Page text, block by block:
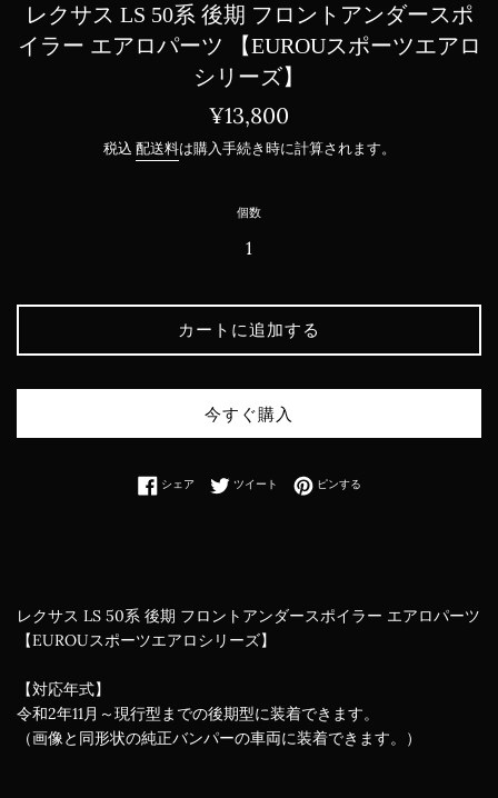
レクサス LS 50系 後期 フロントアンダースポ
イラー エアロパーツ 【EUROUスポーツエアロ
シリーズ】
通
価
¥13,800
税込 配送料は購入手続き時に計算されます。
個数
カートに追加する
今すぐ購入
シェアFacebookでシェアする
ツイート Twitterに投稿する
ピンするPinterestでピンする
レクサス LS 50系 後期 フロントアンダースポイラー エアロパーツ
【EUROUスポーツエアロシリーズ】
【対応年式】
令和2年11月～現行型までの後期型に装着できます。
（画像と同形状の純正バンパーの車両に装着できます。）